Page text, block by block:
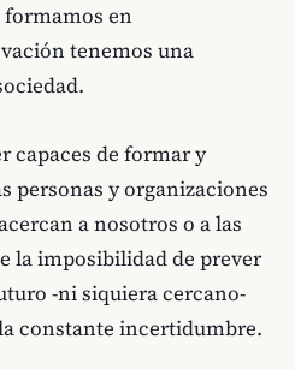
en
tenemos una
capaces de formar y
personas y organizaciones
a nosotros o a las
la imposibilidad de prever
-ni siquiera cercano-
constante incertidumbre.